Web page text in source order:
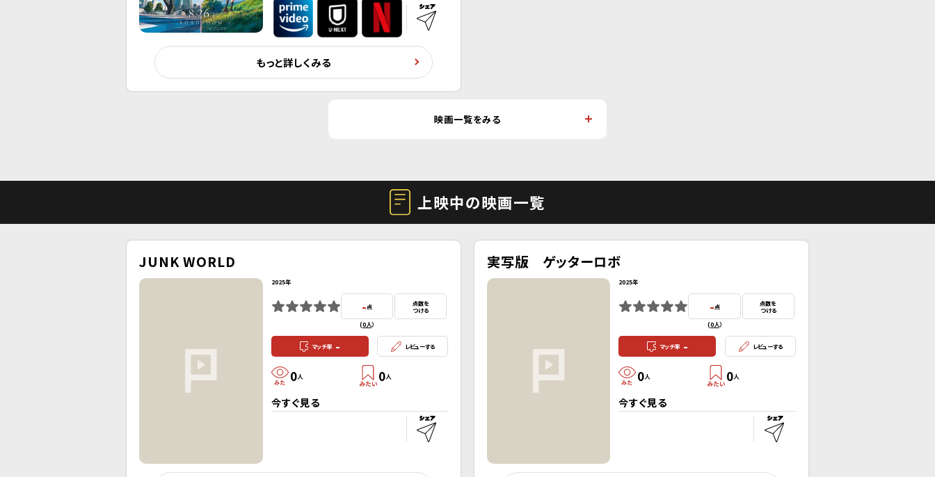
もっと詳しくみる
映画一覧をみる
上映中の映画一覧
JUNK WORLD
2025年
-点
(0人）
点数を
つける
マッチ率 - レビューする
0人 0人
今すぐ見る
実写版 ゲッターロボ
2025年
-点
(0人）
点数を
つける
マッチ率 - レビューする
0人 0人
今すぐ見る